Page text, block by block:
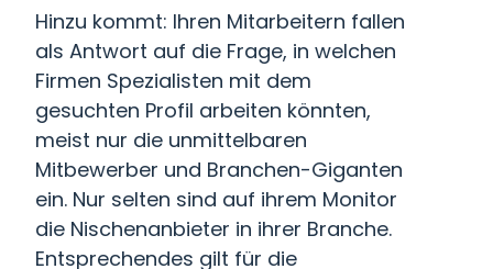
Hinzu kommt: Ihren Mitarbeitern fallen
als Antwort auf die Frage, in welchen
Firmen Spezialisten mit dem
gesuchten Profil arbeiten könnten,
meist nur die unmittelbaren
Mitbewerber und Branchen-Giganten
ein. Nur selten sind auf ihrem Monitor
die Nischenanbieter in ihrer Branche.
Entsprechendes gilt für die